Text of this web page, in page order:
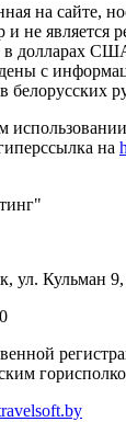
на сайте,
не является
долларах
с
белорусских
на
ул. Кульман 9,